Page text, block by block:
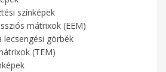
színképek
mátrixok (EEM)
lecsengési görbék
(TEM)